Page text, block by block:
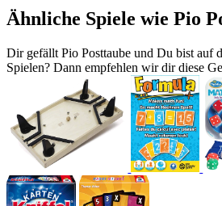
Ähnliche Spiele wie Pio
Dir gefällt Pio Posttaube und Du bist auf
Spielen? Dann empfehlen wir dir diese